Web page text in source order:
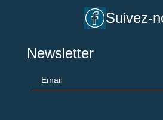
Suivez-
Newsletter
Email